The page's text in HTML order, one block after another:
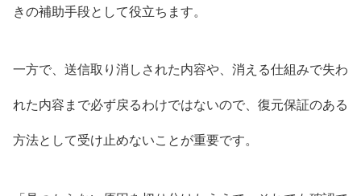
きの補助手段として役立ちます。
一方で、送信取り消しされた内容や、消える仕組みで失わ
れた内容まで必ず戻るわけではないので、復元保証のある
方法として受け止めないことが重要です。